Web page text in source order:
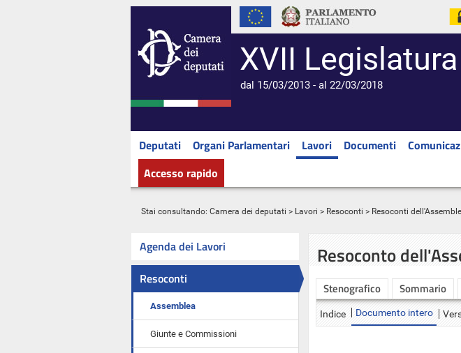
XVII Legislatura
dal 15/03/2013 - al 22/03/2018
Deputati Organi Parlamentari Lavori Documenti
Accesso rapido
Stai consultando: Camera dei deputati > Lavori > Resoconti > Resoconti
Agenda dei Lavori
Resoconti
Assemblea
Giunte e Commissioni
Resoconto
Stenografico Sommario
Indice Documento intero